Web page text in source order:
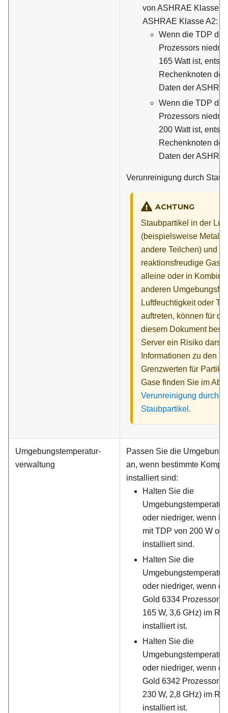
von ASHRAE Klasse
ASHRAE Klasse A2:
Wenn die TDP
Prozessors
165 Watt ist,
Rechenknoten
Daten der
Wenn die TDP
Prozessors
200 Watt ist,
Rechenknoten
Daten der
Verunreinigung durch
ACHTUNG
Staubpartikel in der Luft
(beispielsweise
andere Teilchen) und
reaktionsfreudige
alleine oder in
anderen
Luftfeuchtigkeit oder
auftreten, können für
diesem Dokument
Server ein Risiko
Informationen zu den
Grenzwerten für
Gase finden Sie im
Verunreinigung durch
Staubpartikel .
Umgebungstemperatur­
verwaltung
Passen Sie die
an, wenn bestimmte
installiert sind:
Halten Sie die
Umgebungstemperatur
oder niedriger, wenn
mit TDP von 200 W
installiert sind.
Halten Sie die
Umgebungstemperatur
oder niedriger, wenn
Gold 6334 Prozessor
165 W, 3,6 GHz) im
installiert ist.
Halten Sie die
Umgebungstemperatur
oder niedriger, wenn
Gold 6342 Prozessor
230 W, 2,8 GHz) im
installiert ist.